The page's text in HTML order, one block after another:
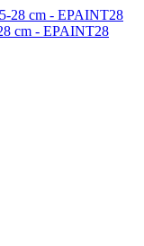
cm - EPAINT28